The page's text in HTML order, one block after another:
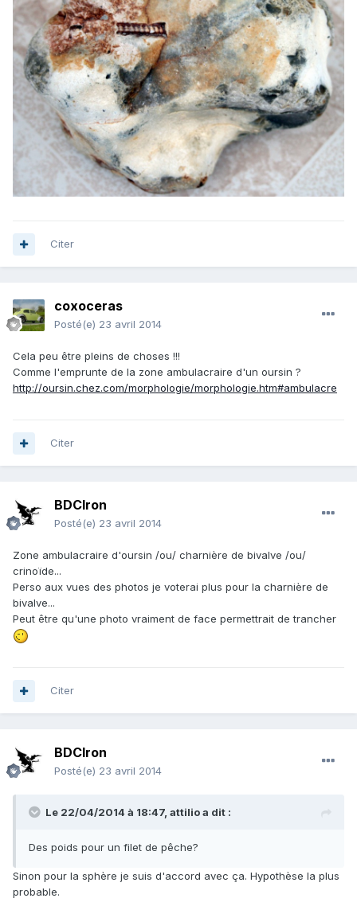
Citer
coxoceras
Posté(e) 23 avril 2014
Cela peu être pleins de choses !!!
Comme l'emprunte de la zone ambulacraire d'un oursin ?
http://oursin.chez.com/morphologie/morphologie.htm#ambulacre
Citer
BDCIron
Posté(e) 23 avril 2014
Zone ambulacraire d'oursin /ou/ charnière de bivalve /ou/
crinoïde...
Perso aux vues des photos je voterai plus pour la charnière de
bivalve...
Peut être qu'une photo vraiment de face permettrait de trancher
Citer
BDCIron
Posté(e) 23 avril 2014
Le 22/04/2014 à 18:47, attilio a dit :
Des poids pour un filet de pêche?
Sinon pour la sphère je suis d'accord avec ça. Hypothèse la plus
probable.